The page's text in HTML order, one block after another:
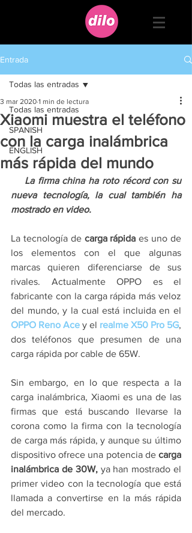
Entrada
Todas las entradas
SPANISH
ENGLISH
Todas las entradas
Xiaomi muestra el teléfono
con la carga inalámbrica
más rápida del mundo
3 mar 2020 1 min de lectura
nueva tecnología, la cual también ha
mostrado en video.
La tecnología de carga rápida es uno de
los elementos con el que algunas
marcas quieren diferenciarse de sus
rivales. Actualmente OPPO es el
fabricante con la carga rápida más veloz
del mundo, y la cual está incluida en el
OPPO Reno Ace y el realme X50 Pro 5G,
dos teléfonos que presumen de una
carga rápida por cable de 65W.
Sin embargo, en lo que respecta a la
carga inalámbrica, Xiaomi es una de las
firmas que está buscando llevarse la
corona como la firma con la tecnología
de carga más rápida, y aunque su último
dispositivo ofrece una potencia de carga
inalámbrica de 30W, ya han mostrado el
primer video con la tecnología que está
llamada a convertirse en la más rápida
del mercado.